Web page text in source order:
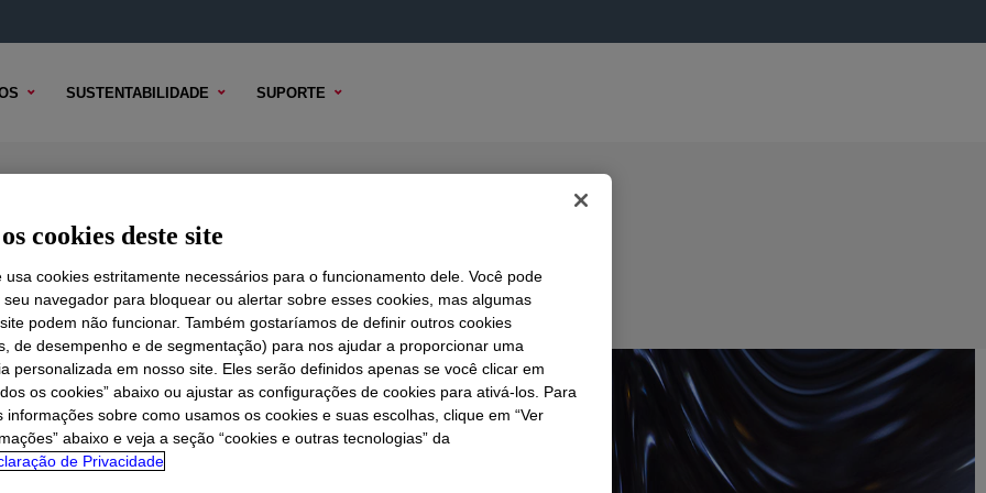
SUSTENTABILIDADE SUPORTE
TÉCNICO OPÇÕES DE AMOSTRA OPÇÕES DE COMPRA
cookies deste site
usa cookies estritamente necessários para o funcionamento dele. Você pode
navegador para bloquear ou alertar sobre esses cookies, mas algumas
podem não funcionar. Também gostaríamos de definir outros cookies
de desempenho e de segmentação) para nos ajudar a proporcionar uma
personalizada em nosso site. Eles serão definidos apenas se você clicar em
os cookies” abaixo ou ajustar as configurações de cookies para ativá-los. Para
informações sobre como usamos os cookies e suas escolhas, clique em “Ver
abaixo e veja a seção “cookies e outras tecnologias” da
de Privacidade